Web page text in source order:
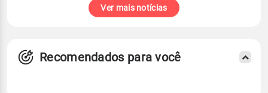
Ver mais notícias
Recomendados para você